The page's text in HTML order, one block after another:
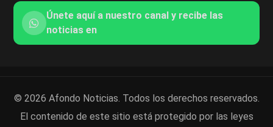
Únete aquí a nuestro canal y recibe las
noticias en
© 2026 Afondo Noticias. Todos los derechos reservados.
El contenido de este sitio está protegido por las leyes